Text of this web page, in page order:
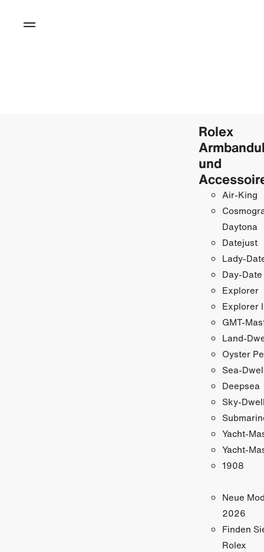
Rolex
und
Air-King
Daytona
Datejust
Lady-
Day-Date
Explorer
Explorer
GMT-
Land-
Oyster
Sea-
Deepsea
Sky-
Yacht-
Yacht-
1908
Neue
2026
Finden
Rolex